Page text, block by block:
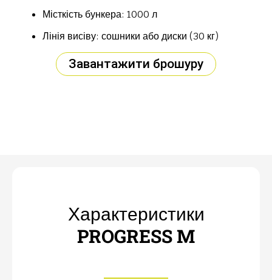
Місткість бункера: 1000 л
Лінія висіву: сошники або диски (30 кг)
Завантажити брошуру
Характеристики
PROGRESS M